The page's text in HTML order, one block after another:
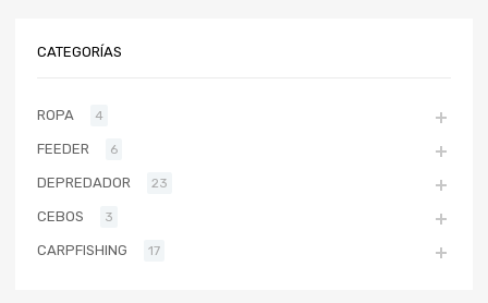
CATEGORÍAS
ROPA 4
FEEDER 6
DEPREDADOR 23
CEBOS 3
CARPFISHING 17